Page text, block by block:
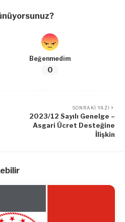
Beğenmedim
0
SONRAKI YAZI
2023/12 Sayılı Genelge –
Asgari Ücret Desteğine
İlişkin